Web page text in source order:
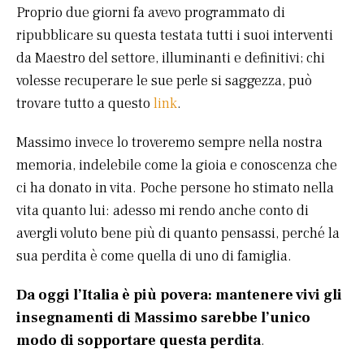
Proprio due giorni fa avevo programmato di
ripubblicare su questa testata tutti i suoi interventi
da Maestro del settore, illuminanti e definitivi; chi
volesse recuperare le sue perle si saggezza, può
trovare tutto a questo link.
Massimo invece lo troveremo sempre nella nostra
memoria, indelebile come la gioia e conoscenza che
ci ha donato in vita. Poche persone ho stimato nella
vita quanto lui: adesso mi rendo anche conto di
avergli voluto bene più di quanto pensassi, perché la
sua perdita è come quella di uno di famiglia.
Da oggi l’Italia è più povera: mantenere vivi gli
insegnamenti di Massimo sarebbe l’unico
modo di sopportare questa perdita.